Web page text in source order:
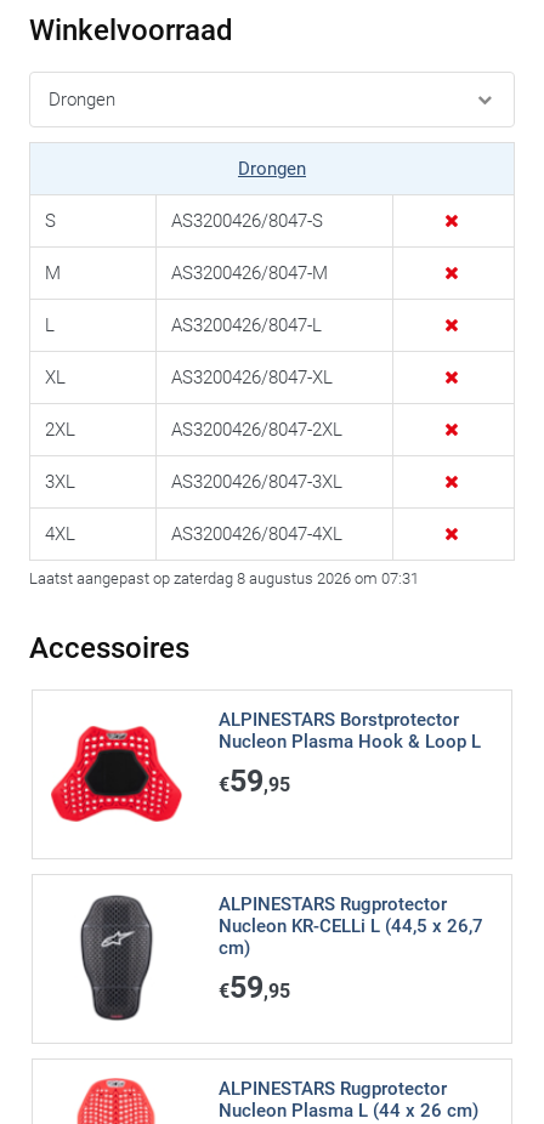
Winkelvoorraad
Drongen
S AS3200426/8047-S
M AS3200426/8047-M
L AS3200426/8047-L
XL AS3200426/8047-XL
2XL AS3200426/8047-2XL
3XL AS3200426/8047-3XL
4XL AS3200426/8047-4XL
Laatst aangepast op zaterdag 8 augustus 2026 om 07:31
Accessoires
ALPINESTARS Borstprotector
Nucleon Plasma Hook & Loop L
€59,95
ALPINESTARS Rugprotector
Nucleon KR-CELLi L (44,5 x 26,7
cm)
€59,95
ALPINESTARS Rugprotector
Nucleon Plasma L (44 x 26 cm)